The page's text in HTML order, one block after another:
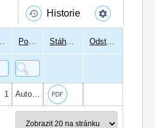
Historie
Podepsal Stáhnout Odstranit
1 Autor: Mgr. Monika Kaněrová